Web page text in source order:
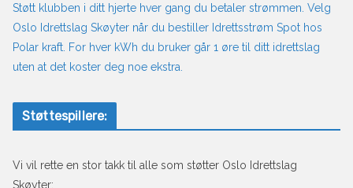
Støtt klubben i ditt hjerte hver gang du betaler strømmen. Velg
Oslo Idrettslag Skøyter når du bestiller Idrettsstrøm Spot hos
Polar kraft. For hver kWh du bruker går 1 øre til ditt idrettslag
uten at det koster deg noe ekstra.
Støttespillere:
Vi vil rette en stor takk til alle som støtter Oslo Idrettslag
Skøyter: